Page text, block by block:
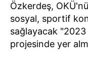
Özkerdeş,
sosyal, sportif
sağlayacak
projesinde yer